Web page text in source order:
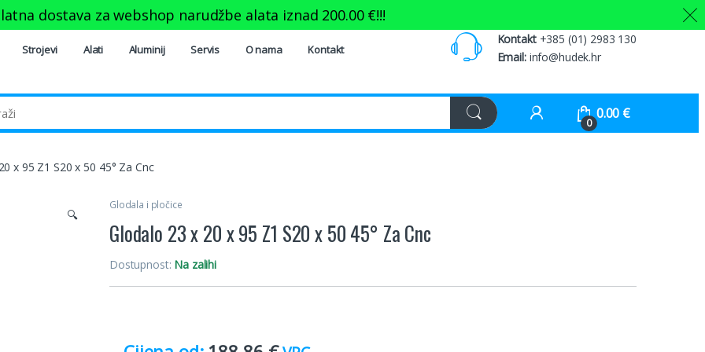
Strojevi Alati Aluminij Servis O nama Kontakt
Kontakt+385 (01) 2983 130
Email:info@hudek.hr
0
0.00 €
x 95 Z1 S20 x 50 45° Za Cnc
🔍
Glodala i pločice
Glodalo 23 x 20 x 95 Z1 S20 x 50 45° Za Cnc
Dostupnost: Na zalihi
dostava za webshop narudžbe alata iznad 200.00 €!!!